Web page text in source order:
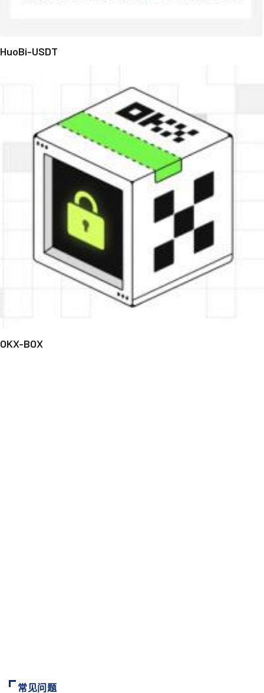
HuoBi-USDT
OKX-BOX
常见问题